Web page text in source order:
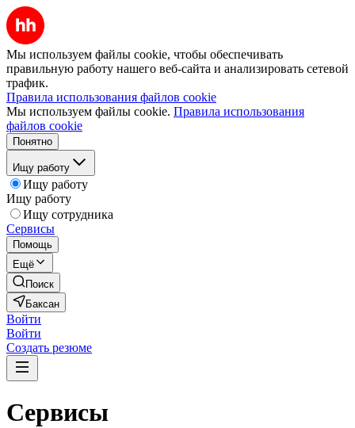
Мы используем файлы cookie, чтобы обеспечивать
правильную работу нашего веб-сайта и анализировать сетевой
трафик.
Правила использования файлов cookie
Мы используем файлы cookie. Правила использования
файлов cookie
Понятно
Ищу работу
Ищу работу
Ищу работу
Ищу сотрудника
Сервисы
Помощь
Ещё
Поиск
Баксан
Войти
Войти
Создать резюме
Сервисы